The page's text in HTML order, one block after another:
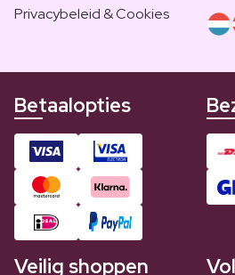
Privacybeleid & Cookies
Betaalopties
Veilig shoppen